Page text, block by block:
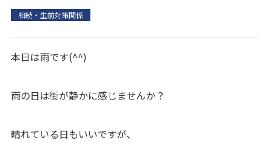
相続・生前対策関係
本日は雨です(^^)
雨の日は街が静かに感じませんか？
晴れている日もいいですが、